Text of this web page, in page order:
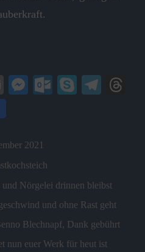
E
m
ail
M
ng
er
O
o
m
S
Te
2021
Nörgelei drinnen bleibst
und ohne Rast geht
Blechnapf, Dank gebührt
nun euer Werk für heut ist